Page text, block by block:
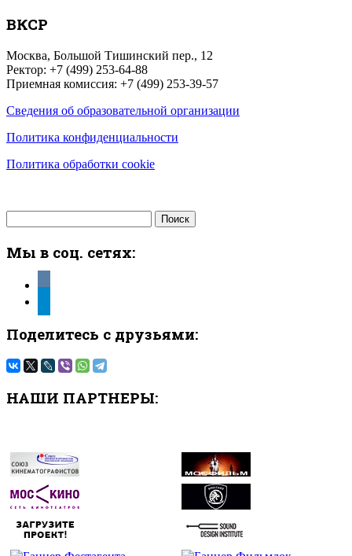
ВКСР
Москва, Большой Тишинский пер., 12
Ректор: +7 (499) 253-64-88
Приемная комиссия: +7 (499) 253-39-57
Сведения об образовательной организации
Политика конфиденциальности
Политика обработки cookie
Мы в соц. сетях:
Поделитесь с друзьями:
НАШИ ПАРТНЕРЫ: